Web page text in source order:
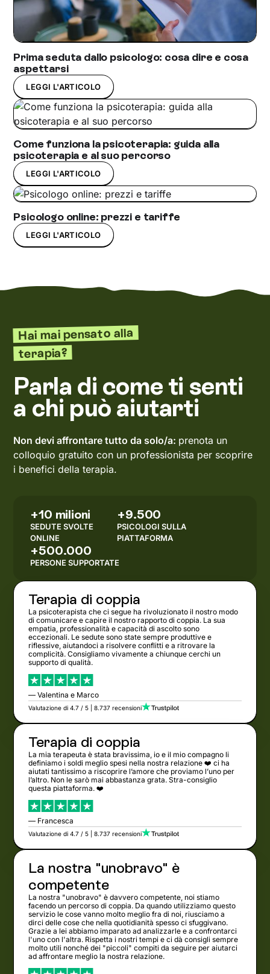
Prima seduta dallo psicologo: cosa dire e cosa
aspettarsi
LEGGI L'ARTICOLO
Come funziona la psicoterapia: guida alla
psicoterapia e al suo percorso
LEGGI L'ARTICOLO
Psicologo online: prezzi e tariffe
LEGGI L'ARTICOLO
Hai mai pensato alla
terapia?
Parla di come ti senti
a chi può aiutarti
Non devi affrontare tutto da solo/a: prenota un
colloquio gratuito con un professionista per scoprire
i benefici della terapia.
+10 milioni
SEDUTE SVOLTE
ONLINE
+9.500
PSICOLOGI SULLA
PIATTAFORMA
+500.000
PERSONE SUPPORTATE
Terapia di coppia
La psicoterapista che ci segue ha rivoluzionato il nostro modo
di comunicare e capire il nostro rapporto di coppia. La sua
empatia, professionalità e capacità di ascolto sono
eccezionali. Le sedute sono state sempre produttive e
riflessive, aiutandoci a risolvere conflitti e a ritrovare la
complicità. Consigliamo vivamente a chiunque cerchi un
supporto di qualità.
— Valentina e Marco
Valutazione di 4.7 / 5 | 8.737 recensioni
Terapia di coppia
La mia terapeuta è stata bravissima, io e il mio compagno li
definiamo i soldi meglio spesi nella nostra relazione ❤️ ci ha
aiutati tantissimo a riscoprire l’amore che proviamo l’uno per
l’altro. Non le sarò mai abbastanza grata. Stra-consiglio
questa piattaforma. ❤️
— Francesca
Valutazione di 4.7 / 5 | 8.737 recensioni
La nostra "unobravo" è
competente
La nostra "unobravo" è davvero competente, noi stiamo
facendo un percorso di coppia. Da quando utilizziamo questo
servizio le cose vanno molto meglio fra di noi, riusciamo a
dirci delle cose che nella quotidianità spesso ci sfuggivano.
Grazie a lei abbiamo imparato ad analizzarle e a confrontarci
l'uno con l'altra. Rispetta i nostri tempi e ci dà consigli sempre
molto utili nonché dei "piccoli" compiti da seguire per aiutarci
ad affrontare meglio la nostra relazione.